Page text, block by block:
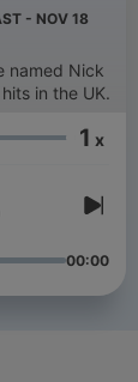
- NOV 18
named Nick
in the UK.
1 x
00:00